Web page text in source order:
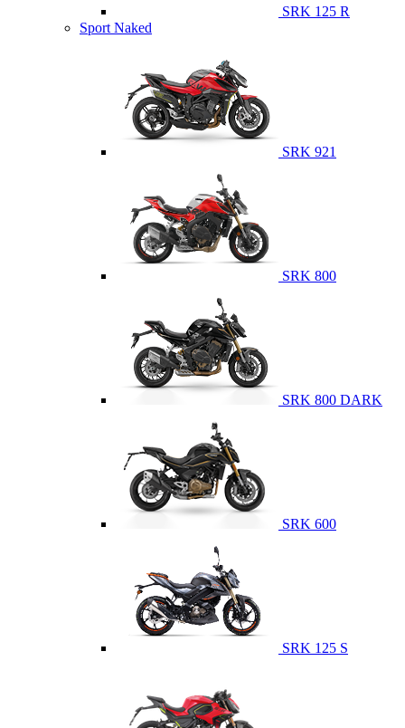
SRK 125 R
Sport Naked
SRK 921
SRK 800
SRK 800 DARK
SRK 600
SRK 125 S